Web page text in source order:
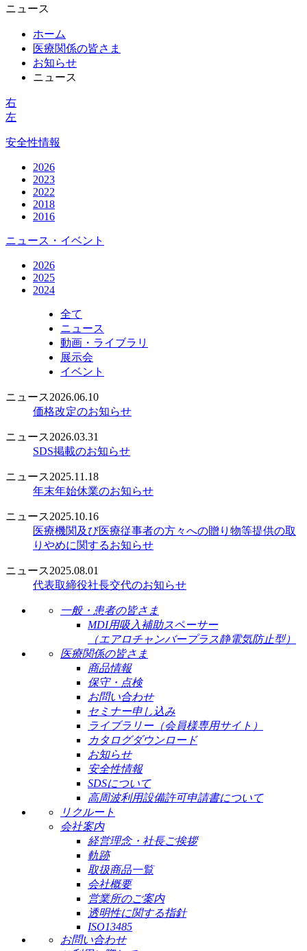
ニュース
ホーム
医療関係の皆さま
お知らせ
ニュース
右
左
安全性情報
2026
2023
2022
2018
2016
ニュース・イベント
2026
2025
2024
全て
ニュース
動画・ライブラリ
展示会
イベント
ニュース2026.06.10
価格改定のお知らせ
ニュース2026.03.31
SDS掲載のお知らせ
ニュース2025.11.18
年末年始休業のお知らせ
ニュース2025.10.16
医療機関及び医療従事者の方々への贈り物等提供の取
りやめに関するお知らせ
ニュース2025.08.01
代表取締役社長交代のお知らせ
一般・患者の皆さま
MDI用吸入補助スペーサー
（エアロチャンバープラス静電気防止型）
医療関係の皆さま
商品情報
保守・点検
お問い合わせ
セミナー申し込み
ライブラリー（会員様専用サイト）
カタログダウンロード
お知らせ
安全性情報
SDSについて
高周波利用設備許可申請書について
リクルート
会社案内
経営理念・社長ご挨拶
軌跡
取扱商品一覧
会社概要
営業所のご案内
透明性に関する指針
ISO13485
お問い合わせ